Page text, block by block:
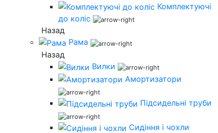
Комплектуючі
до коліс
Назад
Рама
Назад
Вилки
Амортизатори
Підсидельні труби
Сидіння і чохли